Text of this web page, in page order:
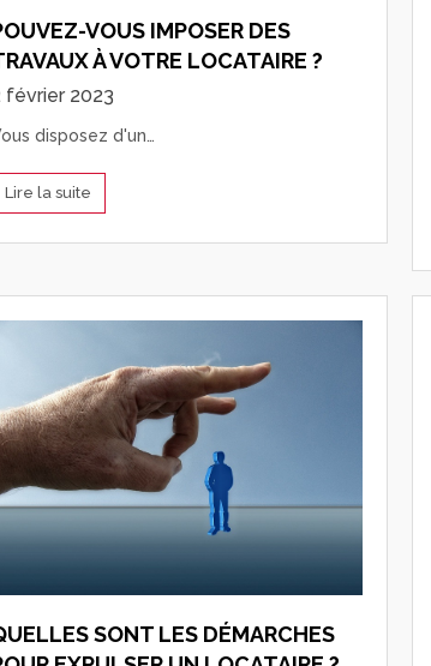
VOUS IMPOSER DES
À VOTRE LOCATAIRE ?
février 2023
disposez d'un…
Lire la suite
SONT LES DÉMARCHES